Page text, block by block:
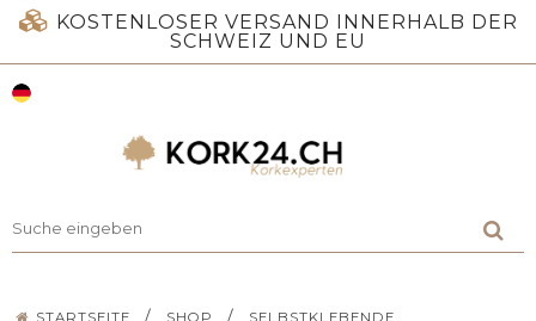
KOSTENLOSER VERSAND INNERHALB DER
SCHWEIZ UND EU
STARTSEITE / SHOP /
SELBSTKLEBENDE